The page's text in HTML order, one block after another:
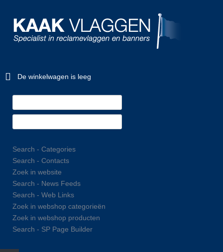
De winkelwagen is leeg
Search - Categories
Search - Contacts
Zoek in website
Search - News Feeds
Search - Web Links
Zoek in webshop categorieën
Zoek in webshop producten
Search - SP Page Builder